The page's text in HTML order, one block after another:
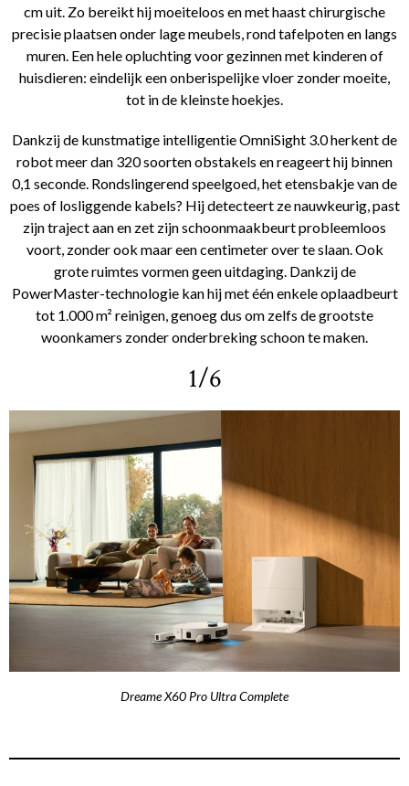
cm uit. Zo bereikt hij moeiteloos en met haast chirurgische
precisie plaatsen onder lage meubels, rond tafelpoten en langs
muren. Een hele opluchting voor gezinnen met kinderen of
huisdieren: eindelijk een onberispelijke vloer zonder moeite,
tot in de kleinste hoekjes.
Dankzij de kunstmatige intelligentie OmniSight 3.0 herkent de
robot meer dan 320 soorten obstakels en reageert hij binnen
0,1 seconde. Rondslingerend speelgoed, het etensbakje van de
poes of losliggende kabels? Hij detecteert ze nauwkeurig, past
zijn traject aan en zet zijn schoonmaakbeurt probleemloos
voort, zonder ook maar een centimeter over te slaan. Ook
grote ruimtes vormen geen uitdaging. Dankzij de
PowerMaster-technologie kan hij met één enkele oplaadbeurt
tot 1.000 m² reinigen, genoeg dus om zelfs de grootste
woonkamers zonder onderbreking schoon te maken.
1/6
Dreame X60 Pro Ultra Complete